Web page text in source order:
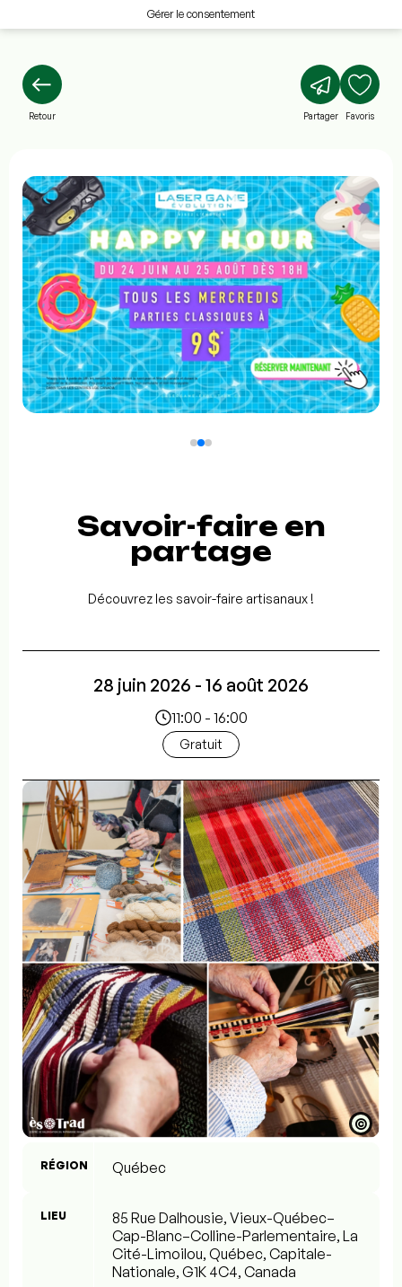
Gérer le consentement
Retour Partager Favoris
Savoir-faire en
partage
Découvrez les savoir-faire artisanaux !
28 juin 2026 - 16 août 2026
11:00 - 16:00
Gratuit
©
RÉGION Québec
LIEU
85 Rue Dalhousie, Vieux-Québec–
Cap-Blanc–Colline-Parlementaire, La
Cité-Limoilou, Québec, Capitale-
Nationale, G1K 4C4, Canada